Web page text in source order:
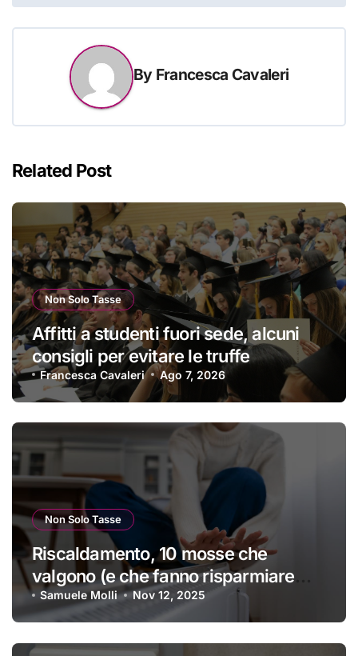
By Francesca Cavaleri
Related Post
Non Solo Tasse
Affitti a studenti fuori sede, alcuni
consigli per evitare le truffe
Francesca Cavaleri Ago 7, 2026
Non Solo Tasse
Riscaldamento, 10 mosse che
valgono (e che fanno risparmiare
tanti soldini) | I trucchi migliori per
passare un inverno spettacolare
Samuele Molli Nov 12, 2025